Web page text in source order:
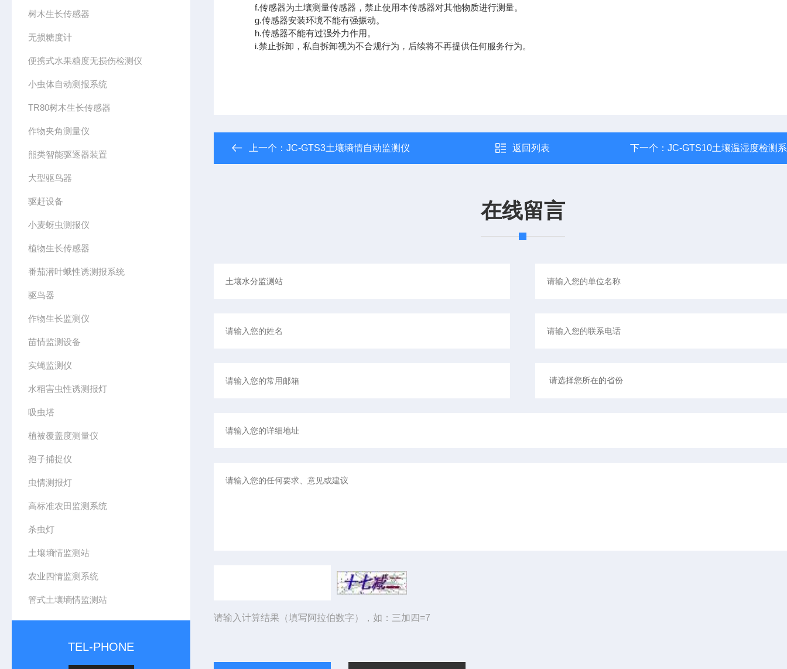
树木生长传感器
无损糖度计
便携式水果糖度无损伤检测仪
小虫体自动测报系统
TR80树木生长传感器
作物夹角测量仪
熊类智能驱逐器装置
大型驱鸟器
驱赶设备
小麦蚜虫测报仪
植物生长传感器
番茄潜叶蛾性诱测报系统
驱鸟器
作物生长监测仪
苗情监测设备
实蝇监测仪
水稻害虫性诱测报灯
吸虫塔
植被覆盖度测量仪
孢子捕捉仪
虫情测报灯
高标准农田监测系统
杀虫灯
土壤墒情监测站
农业四情监测系统
管式土壤墒情监测站
TEL-PHONE
f.传感器为土壤测量传感器，禁止使用本传感器对其他物质进行测量。
g.传感器安装环境不能有强振动。
h.传感器不能有过强外力作用。
i.禁止拆卸，私自拆卸视为不合规行为，后续将不再提供任何服务行为。
上一个： JC-GTS3土壤墒情自动监测仪 返回列表 下一个： JC-GTS10土壤温湿度检测
在线留言
请输入计算结果（填写阿拉伯数字），如：三加四=7